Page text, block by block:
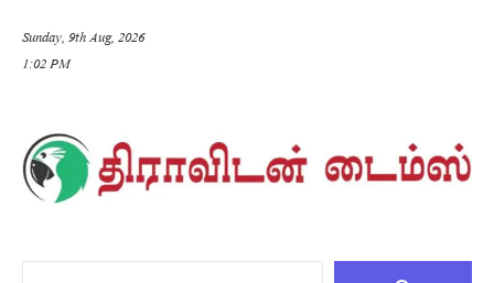
Sunday, 9th Aug, 2026
1:02 PM